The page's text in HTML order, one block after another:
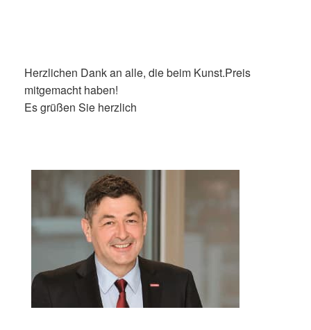
Herzlichen Dank an alle, die beim Kunst.Preis
mitgemacht haben!
Es grüßen Sie herzlich